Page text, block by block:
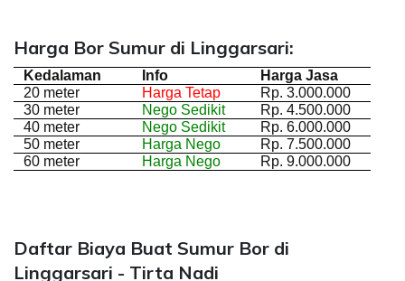
Harga Bor Sumur di Linggarsari:
Kedalaman Info
Harga Jasa
20 meter
Harga Tetap
Rp. 3.000.000
30 meter
Nego Sedikit
Rp. 4.500.000
40 meter
Nego Sedikit
Rp. 6.000.000
50 meter
Harga Nego
Rp. 7.500.000
60 meter
Harga Nego Rp. 9.000.000
Daftar Biaya Buat Sumur Bor di
Linggarsari - Tirta Nadi